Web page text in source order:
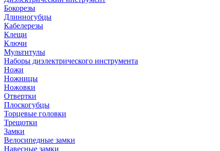
Бокорезы
Длинногубцы
Кабелерезы
Клещи
Ключи
Мультитулы
Наборы диэлектрического инструмента
Ножи
Ножницы
Ножовки
Отвертки
Плоскогубцы
Торцевые головки
Трещотки
Замки
Велосипедные замки
Навесные замки